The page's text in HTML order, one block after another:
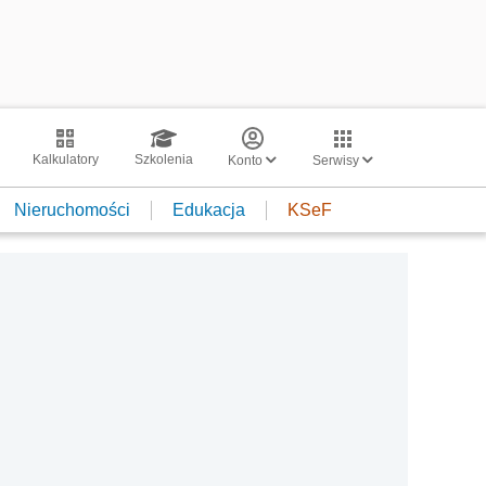
Kalkulatory Szkolenia Konto Serwisy
Nieruchomości Edukacja KSeF